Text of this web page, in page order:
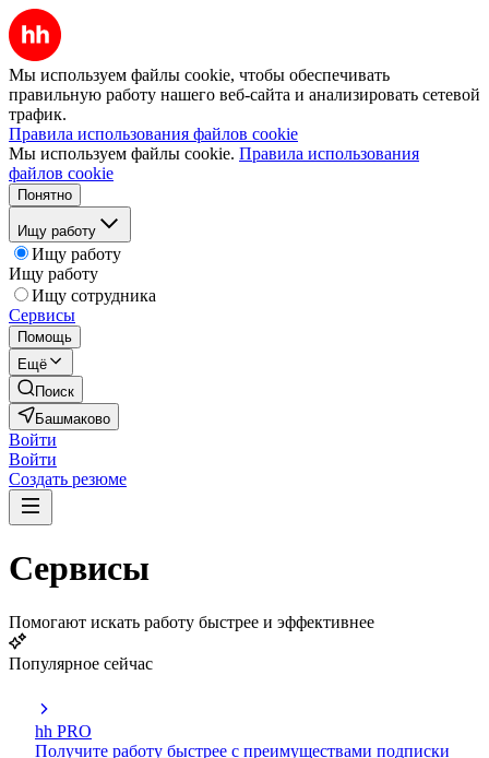
Мы используем файлы cookie, чтобы обеспечивать
правильную работу нашего веб-сайта и анализировать сетевой
трафик.
Правила использования файлов cookie
Мы используем файлы cookie. Правила использования
файлов cookie
Понятно
Ищу работу
Ищу работу
Ищу работу
Ищу сотрудника
Сервисы
Помощь
Ещё
Поиск
Башмаково
Войти
Войти
Создать резюме
Сервисы
Помогают искать работу быстрее и эффективнее
Популярное сейчас
hh PRO
Получите работу быстрее с преимуществами подписки